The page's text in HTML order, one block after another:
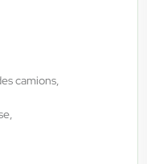
camions,